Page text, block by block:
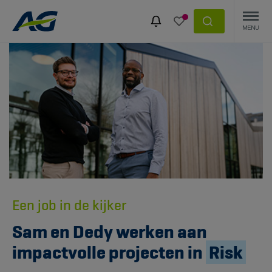
Een job in de kijker
Sam en Dedy werken aan
impactvolle projecten in Risk